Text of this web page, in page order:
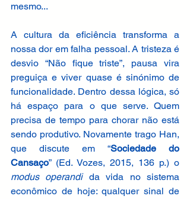
mesmo...
A cultura da eficiência transforma a
nossa dor em falha pessoal. A tristeza é
desvio “Não fique triste”, pausa vira
preguiça e viver quase é sinónimo de
funcionalidade. Dentro dessa lógica, só
há espaço para o que serve. Quem
precisa de tempo para chorar não está
sendo produtivo. Novamente trago Han,
que discute em “Sociedade do
Cansaço
modus operandi da vida no sistema
econômico de hoje: qualquer sinal de